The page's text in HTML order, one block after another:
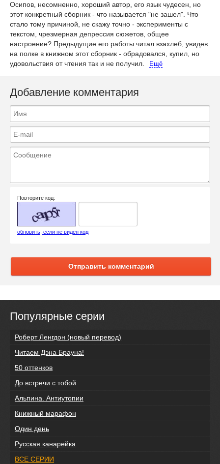
Осипов, несомненно, хороший автор, его язык чудесен, но
этот конкретный сборник - что называется "не зашел". Что
стало тому причиной, не скажу точно - эксперименты с
текстом, чрезмерная депрессия сюжетов, общее
настроение? Предыдущие его работы читал взахлеб, увидев
на полке в книжном этот сборник - обрадовался, купил, но
удовольствия от чтения так и не получил.
Ещё
Добавление комментария
Повторите код:
обновить, если не виден код
Отправить комментарий
Популярные серии
Роберт Ленгдон (новый перевод)
Читаем Дэна Брауна!
50 оттенков
До встречи с тобой
Альпина. Антиутопии
Книжный марафон
Один день
Русская канарейка
ВСЕ СЕРИИ